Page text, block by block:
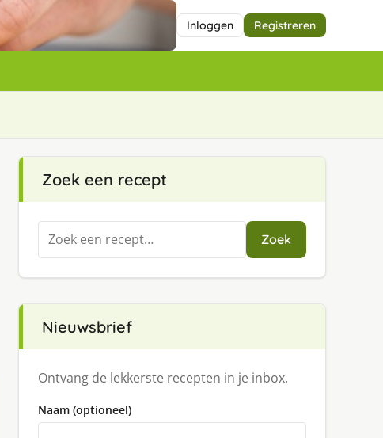
Inloggen Registreren
Zoek een recept
Zoeken
naar:
Zoek
Nieuwsbrief
Ontvang de lekkerste recepten in je inbox.
Naam (optioneel)